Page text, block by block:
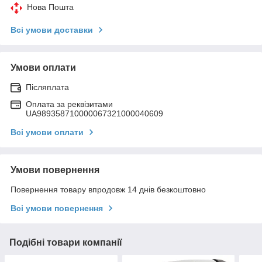
Нова Пошта
Всі умови доставки
Умови оплати
Післяплата
Оплата за реквізитами
UA989358710000067321000040609
Всі умови оплати
Умови повернення
Повернення товару впродовж 14 днів безкоштовно
Всі умови повернення
Подібні товари компанії